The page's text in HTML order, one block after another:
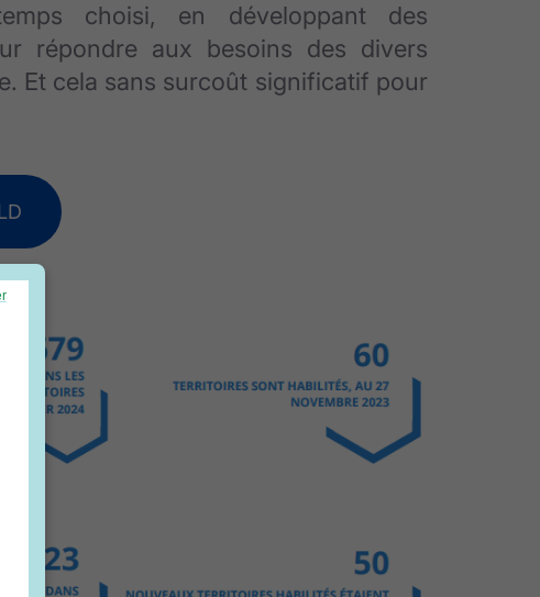
choisi, en développant des
répondre aux besoins des divers
Et cela sans surcoût significatif pour